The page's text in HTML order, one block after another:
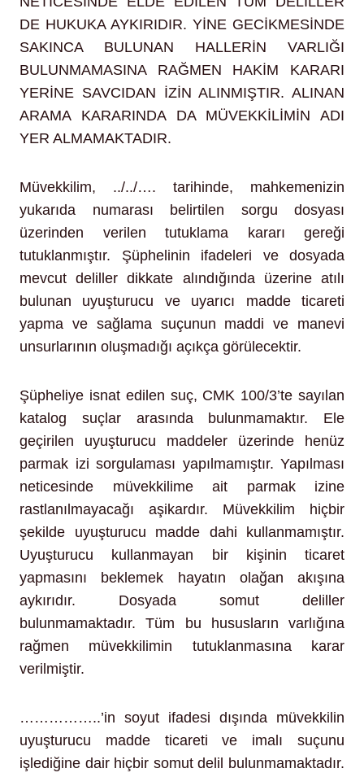
DE HUKUKA AYKIRIDIR. YİNE GECİKMESİNDE
SAKINCA BULUNAN HALLERİN VARLIĞI
BULUNMAMASINA RAĞMEN HAKİM KARARI
YERİNE SAVCIDAN İZİN ALINMIŞTIR. ALINAN
ARAMA KARARINDA DA MÜVEKKİLİMİN ADI
YER ALMAMAKTADIR.
Müvekkilim, ../../…. tarihinde, mahkemenizin
yukarıda numarası belirtilen sorgu dosyası
üzerinden verilen tutuklama kararı gereği
tutuklanmıştır. Şüphelinin ifadeleri ve dosyada
mevcut deliller dikkate alındığında üzerine atılı
bulunan uyuşturucu ve uyarıcı madde ticareti
yapma ve sağlama suçunun maddi ve manevi
unsurlarının oluşmadığı açıkça görülecektir.
Şüpheliye isnat edilen suç, CMK 100/3’te sayılan
katalog suçlar arasında bulunmamaktır. Ele
geçirilen uyuşturucu maddeler üzerinde henüz
parmak izi sorgulaması yapılmamıştır. Yapılması
neticesinde müvekkilime ait parmak izine
rastlanılmayacağı aşikardır. Müvekkilim hiçbir
şekilde uyuşturucu madde dahi kullanmamıştır.
Uyuşturucu kullanmayan bir kişinin ticaret
yapmasını beklemek hayatın olağan akışına
aykırıdır. Dosyada somut deliller
bulunmamaktadır. Tüm bu hususların varlığına
rağmen müvekkilimin tutuklanmasına karar
verilmiştir.
……………..’in soyut ifadesi dışında müvekkilin
uyuşturucu madde ticareti ve imalı suçunu
işlediğine dair hiçbir somut delil bulunmamaktadır.